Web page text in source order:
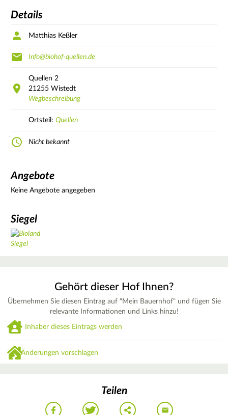
Details
Matthias Keßler
Info@biohof-quellen.de
Quellen 2
21255 Wistedt
Wegbeschreibung
Ortsteil: Quellen
Nicht bekannt
Angebote
Keine Angebote angegeben
Siegel
Gehört dieser Hof Ihnen?
Übernehmen Sie diesen Eintrag auf "Mein Bauernhof" und fügen Sie
relevante Informationen und Links hinzu!
Inhaber dieses Eintrags werden
Änderungen vorschlagen
Teilen